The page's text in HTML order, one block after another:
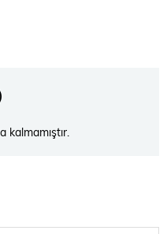
kalmamıştır.